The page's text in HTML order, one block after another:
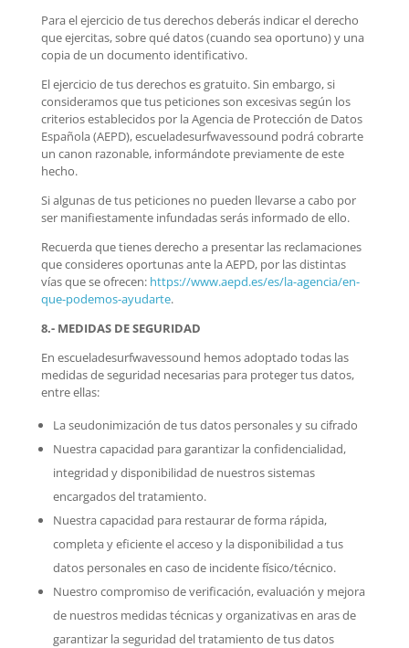
Para el ejercicio de tus derechos deberás indicar el derecho
que ejercitas, sobre qué datos (cuando sea oportuno) y una
copia de un documento identificativo.
El ejercicio de tus derechos es gratuito. Sin embargo, si
consideramos que tus peticiones son excesivas según los
criterios establecidos por la Agencia de Protección de Datos
Española (AEPD), escueladesurfwavessound podrá cobrarte
un canon razonable, informándote previamente de este
hecho.
Si algunas de tus peticiones no pueden llevarse a cabo por
ser manifiestamente infundadas serás informado de ello.
Recuerda que tienes derecho a presentar las reclamaciones
que consideres oportunas ante la AEPD, por las distintas
vías que se ofrecen: https://www.aepd.es/es/la-agencia/en-
que-podemos-ayudarte.
8.- MEDIDAS DE SEGURIDAD
En escueladesurfwavessound hemos adoptado todas las
medidas de seguridad necesarias para proteger tus datos,
entre ellas:
La seudonimización de tus datos personales y su cifrado
Nuestra capacidad para garantizar la confidencialidad,
integridad y disponibilidad de nuestros sistemas
encargados del tratamiento.
Nuestra capacidad para restaurar de forma rápida,
completa y eficiente el acceso y la disponibilidad a tus
datos personales en caso de incidente físico/técnico.
Nuestro compromiso de verificación, evaluación y mejora
de nuestros medidas técnicas y organizativas en aras de
garantizar la seguridad del tratamiento de tus datos